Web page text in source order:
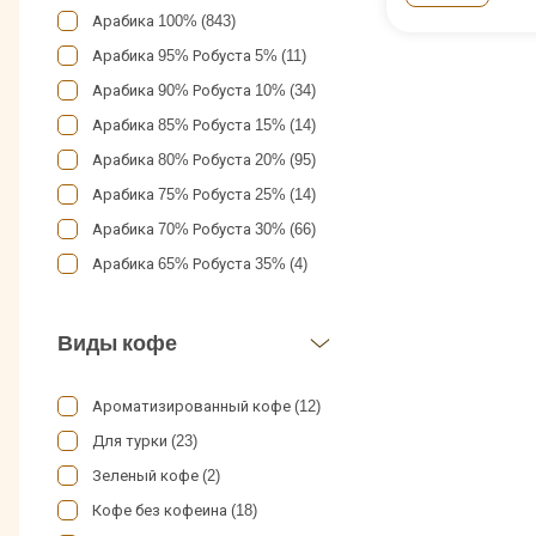
Jacobs (11)
Jaguari (2)
Jamaica Blue Mountain (16)
Jardin (37)
Juan Valdez (2)
Julius Meinl (28)
Kaffa (14)
Kimbo (40)
Lebo (15)
Lucaffe (17)
Malongo (26)
Marzotto (2)
Me Trang (15)
2 кг (2)
1,3 кг (1)
900 г (3)
700 г (4)
454 г (10)
450 г (5)
400 г (8)
300 г (5)
227 г (9)
226 г (1)
225 г (4)
190 г (2)
Арабика 100% (843)
Арабика 95% Робуста 5% (11)
Арабика 90% Робуста 10% (34)
Арабика 85% Робуста 15% (14)
Арабика 80% Робуста 20% (95)
Арабика 75% Робуста 25% (14)
Арабика 70% Робуста 30% (66)
Арабика 65% Робуста 35% (4)
Арабика 55% Робуста 45% (1)
Арабика 40% Робуста 60% (18)
Арабика 35 % Робуста 65% (2)
Арабика 30% Робуста 70% (6)
Арабика 25% Робуста 75% (3)
Виды кофе
Ароматизированный кофе (12)
Для турки (23)
Зеленый кофе (2)
Кофе без кофеина (18)